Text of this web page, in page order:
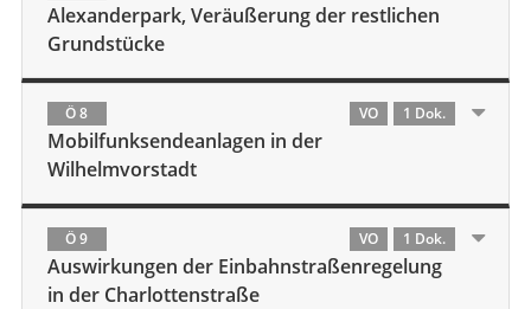
Alexanderpark, Veräußerung der restlichen
Grundstücke
Ö 8 VO 1 Dok.
Mobilfunksendeanlagen in der
Wilhelmvorstadt
Ö 9 VO 1 Dok.
Auswirkungen der Einbahnstraßenregelung
in der Charlottenstraße